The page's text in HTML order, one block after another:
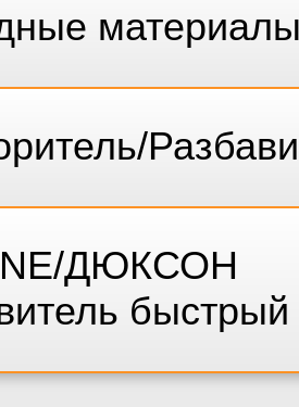
ДЮКСОН